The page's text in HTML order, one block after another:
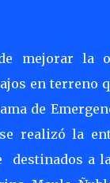
mejorar la
en terreno
de
se realizó la
destinados a